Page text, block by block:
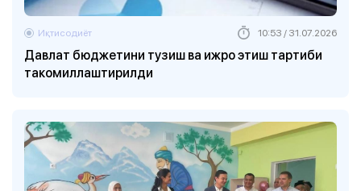
Давлат бюджетини тузиш ва ижро этиш тартиби
такомиллаштирилди
Иқтисодиёт 10:53 / 31.07.2026